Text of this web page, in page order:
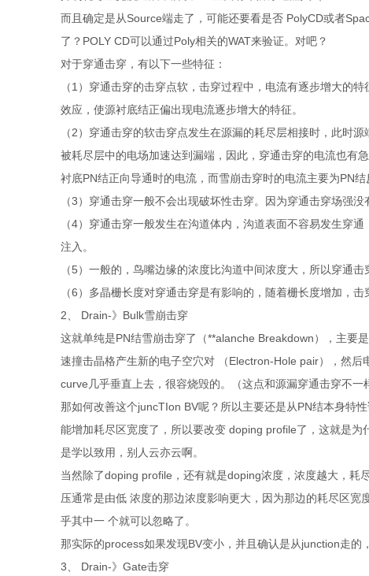
而且确定是从Source端走了，可能还要看是否 PolyCD或者
了？POLY CD可以通过Poly相关的WAT来验证。对吧？
对于穿通击穿，有以下一些特征：
（1）穿通击穿的击穿点软，击穿过程中，电流有逐步增大的
效应，使源衬底结正偏出现电流逐步增大的特征。
（2）穿通击穿的软击穿点发生在源漏的耗尽层相接时，此时源
被耗尽层中的电场加速达到漏端，因此，穿通击穿的电流也有
衬底PN结正向导通时的电流，而雪崩击穿时的电流主要为PN
（3）穿通击穿一般不会出现破坏性击穿。因为穿通击穿场强
（4）穿通击穿一般发生在沟道体内，沟道表面不容易发生穿
注入。
（5）一般的，鸟嘴边缘的浓度比沟道中间浓度大，所以穿通击
（6）多晶栅长度对穿通击穿是有影响的，随着栅长度增加，
2、 Drain-》Bulk雪崩击穿
这就单纯是PN结雪崩击穿了（**alanche Breakdown），主要
速撞击晶格产生新的电子空穴对 （Electron-Hole pair），然
curve几乎垂直上去，很容烧毁的。（这点和源漏穿通击穿不一
那如何改善这个juncTIon BV呢？所以主要还是从PN结本身特
能增加耗尽区宽度了，所以要改变 doping profile了，这就是
是学以致用，别人云亦云啊。
当然除了doping profile，还有就是doping浓度，浓度越大，耗
压通常是由低 浓度的那边浓度影响更大，因为那边的耗尽区
乎其中一 个就可以忽略了。
那实际的process如果发现BV变小，并且确认是从junction走的
3、 Drain-》Gate击穿